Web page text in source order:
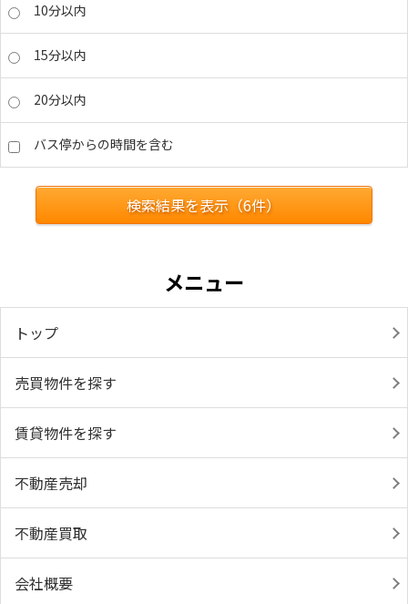
10分以内
15分以内
20分以内
バス停からの時間を含む
検索結果を表示（6件）
メニュー
トップ
売買物件を探す
賃貸物件を探す
不動産売却
不動産買取
会社概要